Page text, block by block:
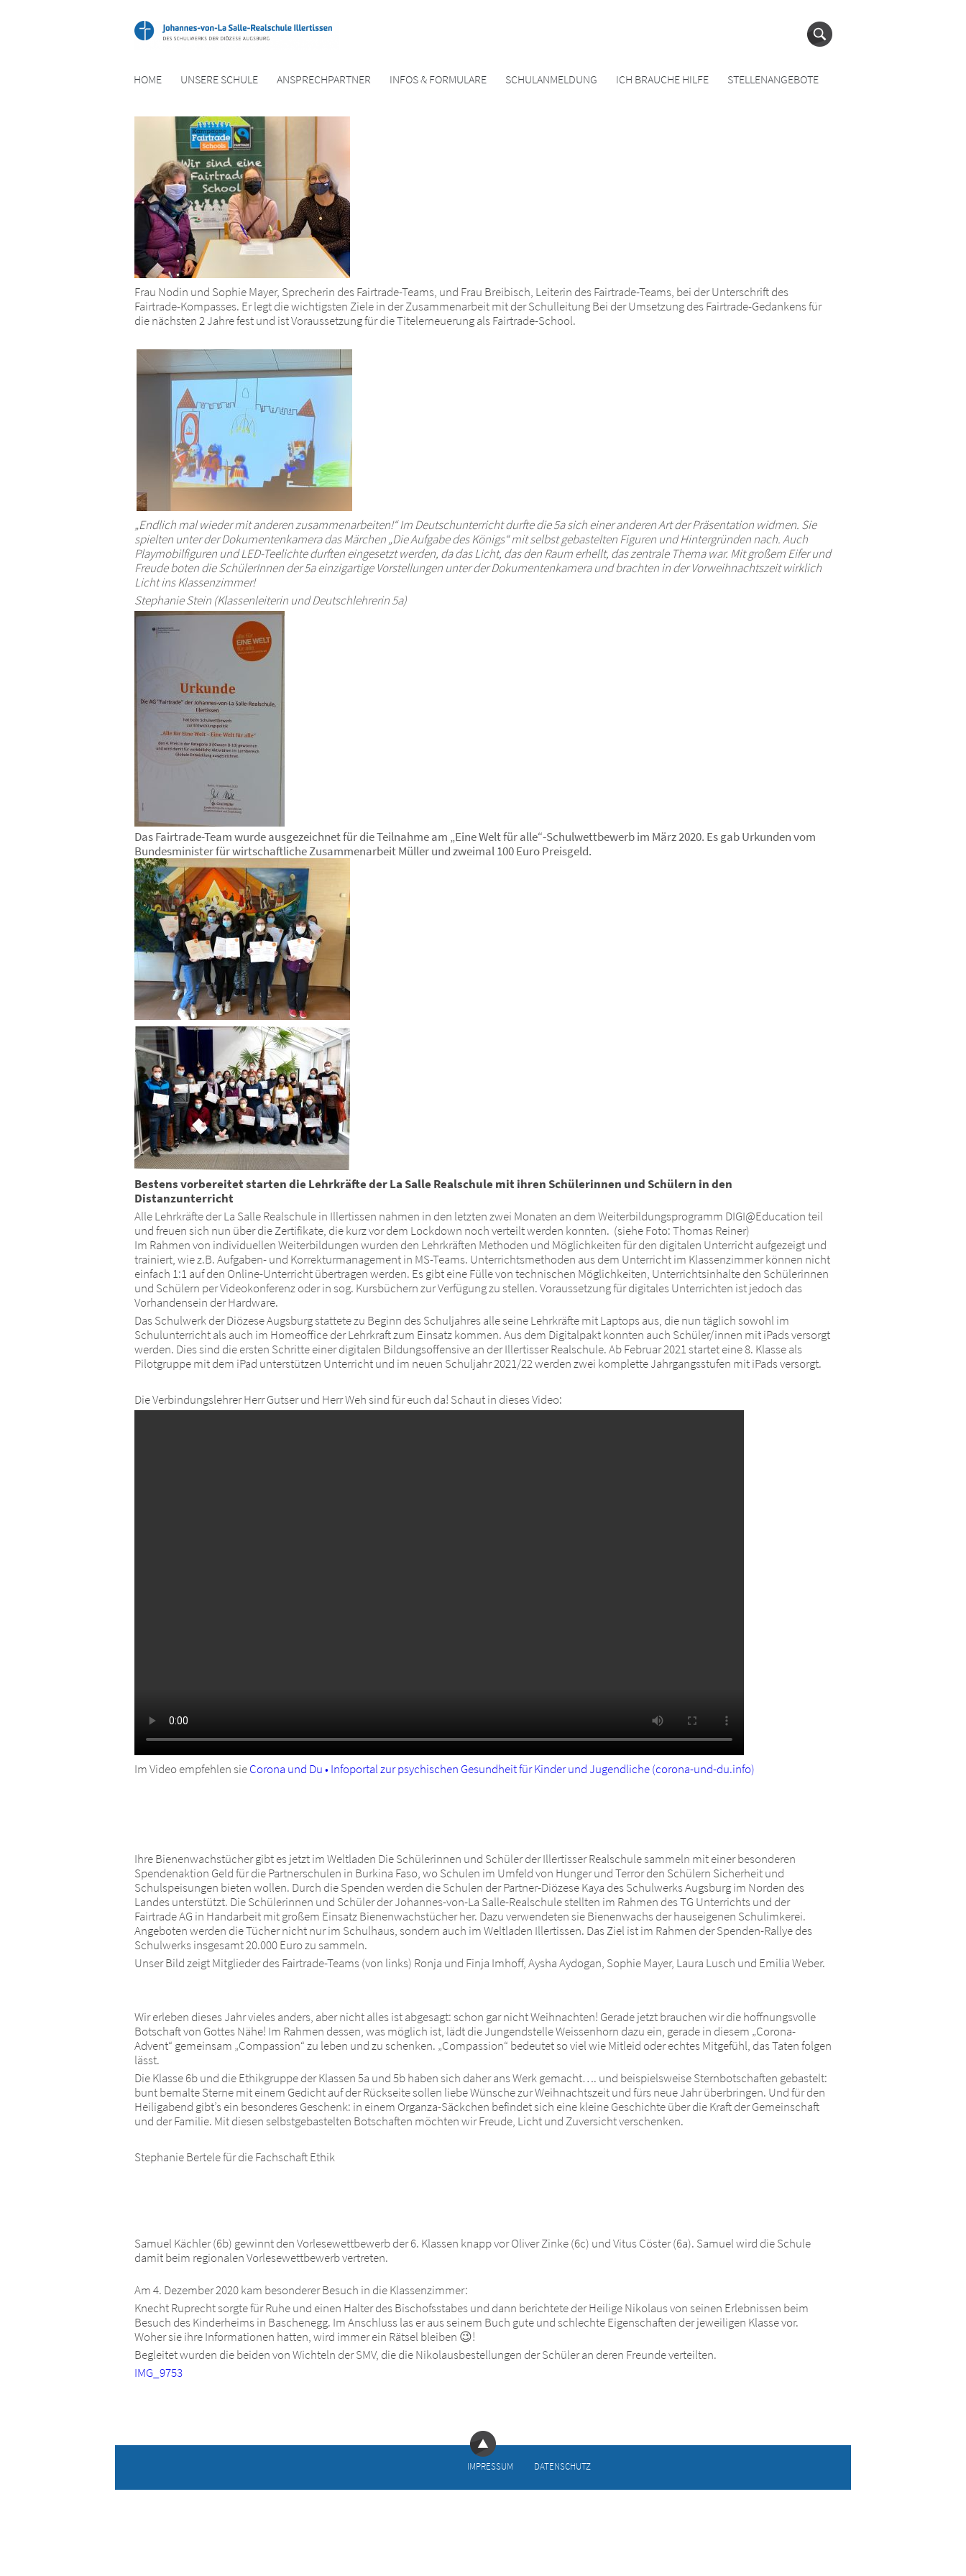
HOME UNSERE SCHULE ANSPRECHPARTNER INFOS & FORMULARE SCHULANMELDUNG ICH BRAUCHE HILFE STELLENANGEBOTE
Frau Nodin und Sophie Mayer, Sprecherin des Fairtrade-Teams, und Frau Breibisch, Leiterin des Fairtrade-Teams, bei der Unterschrift des
Fairtrade-Kompasses. Er legt die wichtigsten Ziele in der Zusammenarbeit mit der Schulleitung Bei der Umsetzung des Fairtrade-Gedankens für
die nächsten 2 Jahre fest und ist Voraussetzung für die Titelerneuerung als Fairtrade-School.
„Endlich mal wieder mit anderen zusammenarbeiten!“ Im Deutschunterricht durfte die 5a sich einer anderen Art der Präsentation widmen. Sie
spielten unter der Dokumentenkamera das Märchen „Die Aufgabe des Königs“ mit selbst gebastelten Figuren und Hintergründen nach. Auch
Playmobilfiguren und LED-Teelichte durften eingesetzt werden, da das Licht, das den Raum erhellt, das zentrale Thema war. Mit großem Eifer und
Freude boten die SchülerInnen der 5a einzigartige Vorstellungen unter der Dokumentenkamera und brachten in der Vorweihnachtszeit wirklich
Licht ins Klassenzimmer!
Stephanie Stein (Klassenleiterin und Deutschlehrerin 5a)
Das Fairtrade-Team wurde ausgezeichnet für die Teilnahme am „Eine Welt für alle“-Schulwettbewerb im März 2020. Es gab Urkunden vom
Bundesminister für wirtschaftliche Zusammenarbeit Müller und zweimal 100 Euro Preisgeld.
Bestens vorbereitet starten die Lehrkräfte der La Salle Realschule mit ihren Schülerinnen und Schülern in den
Distanzunterricht
Alle Lehrkräfte der La Salle Realschule in Illertissen nahmen in den letzten zwei Monaten an dem Weiterbildungsprogramm DIGI@Education teil
und freuen sich nun über die Zertifikate, die kurz vor dem Lockdown noch verteilt werden konnten. (siehe Foto: Thomas Reiner)
Im Rahmen von individuellen Weiterbildungen wurden den Lehrkräften Methoden und Möglichkeiten für den digitalen Unterricht aufgezeigt und
trainiert, wie z.B. Aufgaben- und Korrekturmanagement in MS-Teams. Unterrichtsmethoden aus dem Unterricht im Klassenzimmer können nicht
einfach 1:1 auf den Online-Unterricht übertragen werden. Es gibt eine Fülle von technischen Möglichkeiten, Unterrichtsinhalte den Schülerinnen
und Schülern per Videokonferenz oder in sog. Kursbüchern zur Verfügung zu stellen. Voraussetzung für digitales Unterrichten ist jedoch das
Vorhandensein der Hardware.
Das Schulwerk der Diözese Augsburg stattete zu Beginn des Schuljahres alle seine Lehrkräfte mit Laptops aus, die nun täglich sowohl im
Schulunterricht als auch im Homeoffice der Lehrkraft zum Einsatz kommen. Aus dem Digitalpakt konnten auch Schüler/innen mit iPads versorgt
werden. Dies sind die ersten Schritte einer digitalen Bildungsoffensive an der Illertisser Realschule. Ab Februar 2021 startet eine 8. Klasse als
Pilotgruppe mit dem iPad unterstützen Unterricht und im neuen Schuljahr 2021/22 werden zwei komplette Jahrgangsstufen mit iPads versorgt.
Die Verbindungslehrer Herr Gutser und Herr Weh sind für euch da! Schaut in dieses Video:
Im Video empfehlen sieCorona und Du • Infoportal zur psychischen Gesundheit für Kinder und Jugendliche (corona-und-du.info)
Ihre Bienenwachstücher gibt es jetzt im Weltladen Die Schülerinnen und Schüler der Illertisser Realschule sammeln mit einer besonderen
Spendenaktion Geld für die Partnerschulen in Burkina Faso, wo Schulen im Umfeld von Hunger und Terror den Schülern Sicherheit und
Schulspeisungen bieten wollen. Durch die Spenden werden die Schulen der Partner-Diözese Kaya des Schulwerks Augsburg im Norden des
Landes unterstützt. Die Schülerinnen und Schüler der Johannes-von-La Salle-Realschule stellten im Rahmen des TG Unterrichts und der
Fairtrade AG in Handarbeit mit großem Einsatz Bienenwachstücher her. Dazu verwendeten sie Bienenwachs der hauseigenen Schulimkerei.
Angeboten werden die Tücher nicht nur im Schulhaus, sondern auch im Weltladen Illertissen. Das Ziel ist im Rahmen der Spenden-Rallye des
Schulwerks insgesamt 20.000 Euro zu sammeln.
Unser Bild zeigt Mitglieder des Fairtrade-Teams (von links) Ronja und Finja Imhoff, Aysha Aydogan, Sophie Mayer, Laura Lusch und Emilia Weber.
Wir erleben dieses Jahr vieles anders, aber nicht alles ist abgesagt: schon gar nicht Weihnachten! Gerade jetzt brauchen wir die hoffnungsvolle
Botschaft von Gottes Nähe! Im Rahmen dessen, was möglich ist, lädt die Jungendstelle Weissenhorn dazu ein, gerade in diesem „Corona-
Advent“ gemeinsam „Compassion“ zu leben und zu schenken. „Compassion“ bedeutet so viel wie Mitleid oder echtes Mitgefühl, das Taten folgen
lässt.
Die Klasse 6b und die Ethikgruppe der Klassen 5a und 5b haben sich daher ans Werk gemacht…. und beispielsweise Sternbotschaften gebastelt:
bunt bemalte Sterne mit einem Gedicht auf der Rückseite sollen liebe Wünsche zur Weihnachtszeit und fürs neue Jahr überbringen. Und für den
Heiligabend gibt’s ein besonderes Geschenk: in einem Organza-Säckchen befindet sich eine kleine Geschichte über die Kraft der Gemeinschaft
und der Familie. Mit diesen selbstgebastelten Botschaften möchten wir Freude, Licht und Zuversicht verschenken.
Stephanie Bertele für die Fachschaft Ethik
Samuel Kächler (6b) gewinnt den Vorlesewettbewerb der 6. Klassen knapp vor Oliver Zinke (6c) und Vitus Cöster (6a). Samuel wird die Schule
damit beim regionalen Vorlesewettbewerb vertreten.
Am 4. Dezember 2020 kam besonderer Besuch in die Klassenzimmer:
Knecht Ruprecht sorgte für Ruhe und einen Halter des Bischofsstabes und dann berichtete der Heilige Nikolaus von seinen Erlebnissen beim
Besuch des Kinderheims in Baschenegg. Im Anschluss las er aus seinem Buch gute und schlechte Eigenschaften der jeweiligen Klasse vor.
Woher sie ihre Informationen hatten, wird immer ein Rätsel bleiben 😉!
Begleitet wurden die beiden von Wichteln der SMV, die die Nikolausbestellungen der Schüler an deren Freunde verteilten.
IMG_9753
IMPRESSUM DATENSCHUTZ